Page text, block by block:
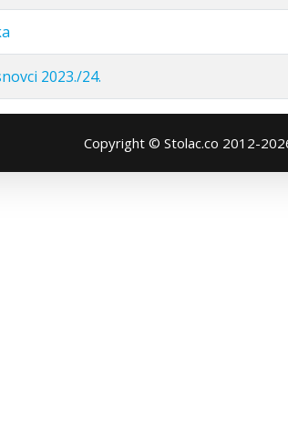
2023./24.
Copyright © Stolac.co 2012-